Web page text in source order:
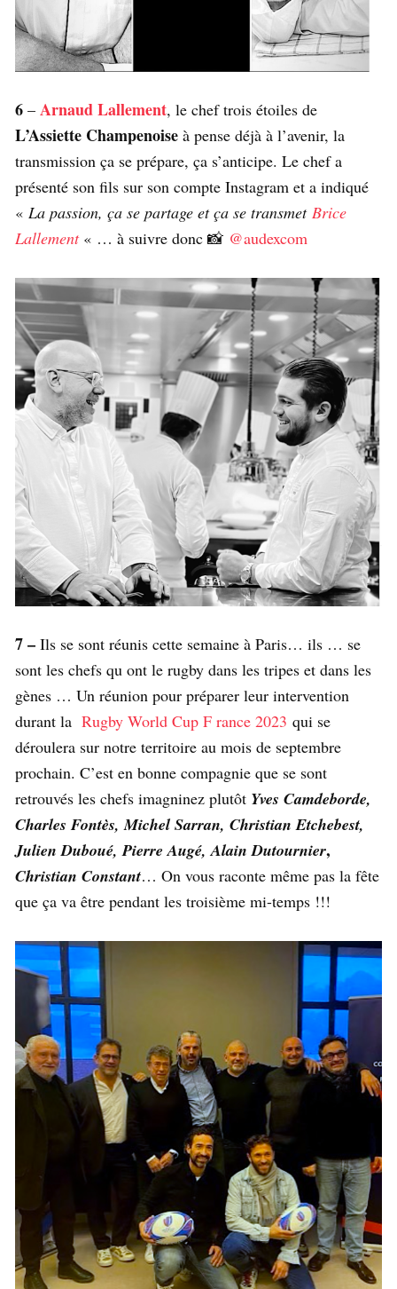
6 – Arnaud Lallement, le chef trois étoiles de
L’Assiette Champenoise à pense déjà à l’avenir, la
transmission ça se prépare, ça s’anticipe. Le chef a
présenté son fils sur son compte Instagram et a indiqué
« La passion, ça se partage et ça se transmet Brice
Lallement« … à suivre donc 📸 @audexcom
7 – Ils se sont réunis cette semaine à Paris… ils … se
sont les chefs qu ont le rugby dans les tripes et dans les
gènes … Un réunion pour préparer leur intervention
durant la Rugby World Cup F rance 2023 qui se
déroulera sur notre territoire au mois de septembre
prochain. C’est en bonne compagnie que se sont
retrouvés les chefs imagninez plutôt Yves Camdeborde,
Charles Fontès, Michel Sarran, Christian Etchebest,
Julien Duboué, Pierre Augé, Alain Dutournier,
Christian Constant… On vous raconte même pas la fête
que ça va être pendant les troisième mi-temps !!!